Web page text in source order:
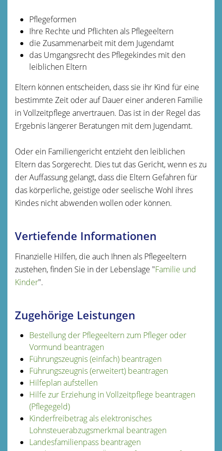
Pflegeformen
Ihre Rechte und Pflichten als Pflegeeltern
die Zusammenarbeit mit dem Jugendamt
das Umgangsrecht des Pflegekindes mit den
leiblichen Eltern
Eltern können entscheiden, dass sie ihr Kind für eine
bestimmte Zeit oder auf Dauer einer anderen Familie
in Vollzeitpflege anvertrauen. Das ist in der Regel das
Ergebnis längerer Beratungen mit dem Jugendamt.
Oder ein Familiengericht entzieht den leiblichen
Eltern das Sorgerecht. Dies tut das Gericht, wenn es zu
der Auffassung gelangt, dass die Eltern Gefahren für
das körperliche, geistige oder seelische Wohl ihres
Kindes nicht abwenden wollen oder können.
Vertiefende Informationen
Finanzielle Hilfen, die auch Ihnen als Pflegeeltern
zustehen, finden Sie in der Lebenslage "Familie und
Kinder".
Zugehörige Leistungen
Bestellung der Pflegeeltern zum Pfleger oder
Vormund beantragen
Führungszeugnis (einfach) beantragen
Führungszeugnis (erweitert) beantragen
Hilfeplan aufstellen
Hilfe zur Erziehung in Vollzeitpflege beantragen
(Pflegegeld)
Kinderfreibetrag als elektronisches
Lohnsteuerabzugsmerkmal beantragen
Landesfamilienpass beantragen